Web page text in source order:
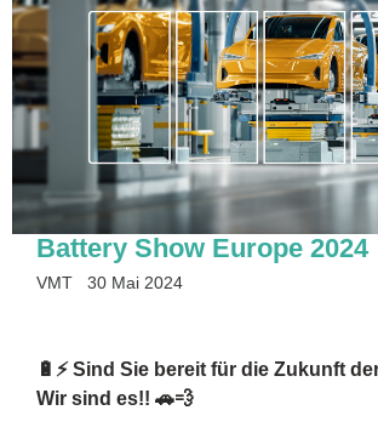
Battery Show Europe 2024
VMT 30 Mai 2024
🔋⚡️ Sind Sie bereit für die Zukunft
Wir sind es!! 🚗💨